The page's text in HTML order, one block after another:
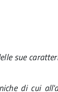
sue
di cui